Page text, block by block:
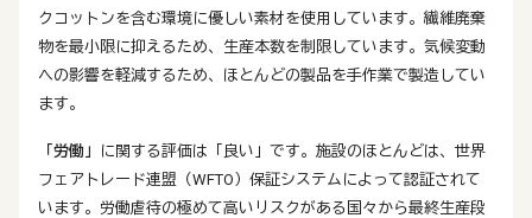
クコットンを含む環境に優しい素材を使用しています。繊維廃棄
物を最小限に抑えるため、生産本数を制限しています。気候変動
への影響を軽減するため、ほとんどの製品を手作業で製造してい
ます。
「労働」
に関する評価は「良い」です。施設のほとんどは、世界
フェアトレード連盟（WFTO）保証システムによって認証されて
います。労働虐待の極めて高いリスクがある国々から最終生産段